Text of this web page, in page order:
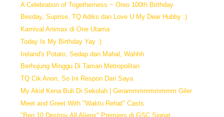
A Celebration of Togetherness ~ Oreo 100th Birthday
Besday, Suprise, TQ Adiks dan Love U My Dear Hubby :)
Karnival Animax di One Utama
Today Is My Birthday Yay :)
Ireland's Potato, Sedap dan Mahal, Wahhh
Berhujung Minggu Di Taman Metropolitan
TQ Cik Anon, So Ini Respon Dari Saya
My Akid Kena Buli Di Sekolah | Gerammmmmmmmm Giler
Meet and Greet With "Waktu Rehat" Casts
"Ben 10 Destroy All Aliens" Premiers di GSC Signat...